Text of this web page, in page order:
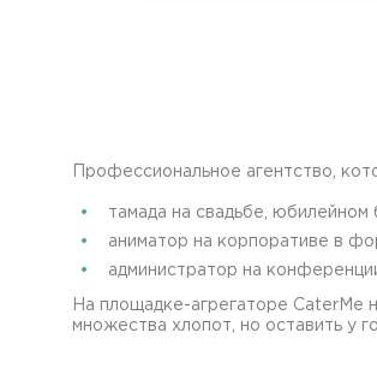
Профессиональное агентство,
тамада на свадьбе, юбилейном
аниматор на корпоративе в
администратор на
На площадке-агрегаторе CaterMe
множества хлопот, но оставить у